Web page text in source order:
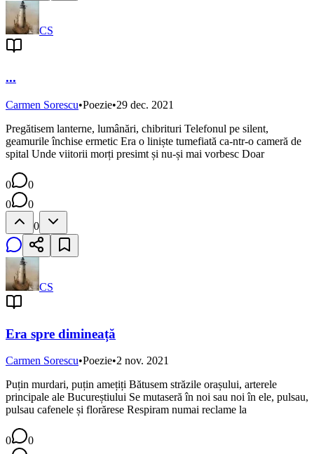
CS
...
Carmen Sorescu•Poezie•29 dec. 2021
Pregătisem lanterne, lumânări, chibrituri Telefonul pe silent,
geamurile închise ermetic Era o liniște tumefiată ca-ntr-o cameră de
spital Unde viitorii morți presimt și nu-și mai vorbesc Doar
0
0
0
0
0
CS
Era spre dimineață
Carmen Sorescu•Poezie•2 nov. 2021
Puțin murdari, puțin amețiți Bătusem străzile orașului, arterele
principale ale Bucureștiului Se mutaseră în noi sau noi în ele, pulsau,
pulsau cafenele și florărese Respiram numai reclame la
0
0